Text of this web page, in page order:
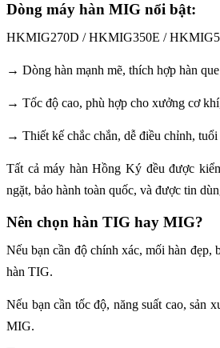
Dòng máy hàn MIG nổi bật:
HKMIG270D / HKMIG350E /
→ Dòng hàn mạnh mẽ, thích hợp hàn
→ Tốc độ cao, phù hợp cho xưởng cơ
→ Thiết kế chắc chắn, dễ điều chỉnh, tuổi
Tất cả máy hàn Hồng Ký đều được
ngặt, bảo hành toàn quốc, và được tin
Nên chọn hàn TIG hay MIG?
Nếu bạn cần độ chính xác, mối hàn
hàn TIG.
Nếu bạn cần tốc độ, năng suất cao, sản
MIG.